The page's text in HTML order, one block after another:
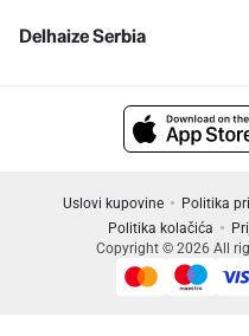
Delhaize Serbia
Uslovi kupovine Politika
Politika kolačića
Copyright © 2026 All